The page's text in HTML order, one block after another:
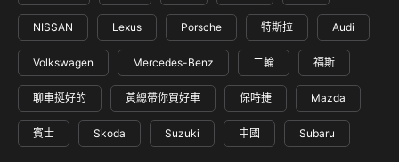
NISSAN Lexus Porsche 特斯拉 Audi
Volkswagen Mercedes-Benz 二輪 福斯
聊車挺好的 黃總帶你買好車 保時捷 Mazda
賓士 Skoda Suzuki 中國 Subaru